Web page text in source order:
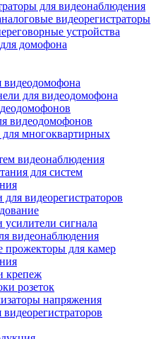
для видеонаблюдения
видеорегистраторы
устройства
домофона
для видеодомофона
видеодомофонов
многоквартирных
видеонаблюдения
для систем
видеорегистраторов
усилители сигнала
видеонаблюдения
прожекторы для камер
крепеж
розеток
напряжения